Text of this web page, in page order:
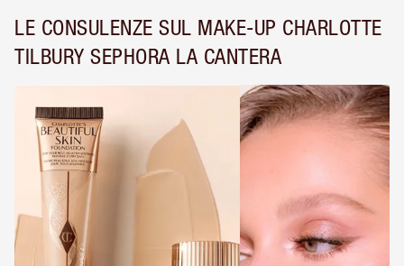
LE CONSULENZE SUL MAKE-UP CHARLOTTE
TILBURY SEPHORA LA CANTERA